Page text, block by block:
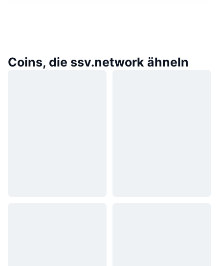
Coins, die ssv.network ähneln